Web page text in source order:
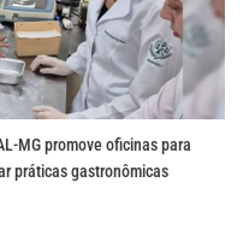
MG promove oficinas para
práticas gastronômicas